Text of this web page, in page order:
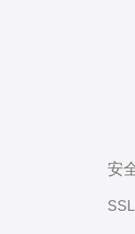
安
SSL